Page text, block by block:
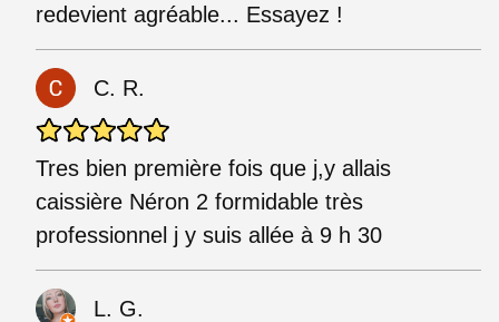
redevient agréable... Essayez !
C. R.
Tres bien première fois que j,y allais
caissière Néron 2 formidable très
professionnel j y suis allée à 9 h 30
L. G.